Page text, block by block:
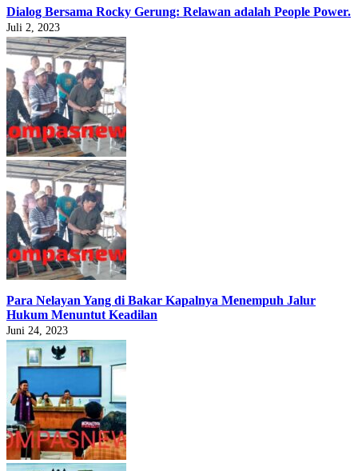
Dialog Bersama Rocky Gerung: Relawan adalah People Power.
Juli 2, 2023
Para Nelayan Yang di Bakar Kapalnya Menempuh Jalur
Hukum Menuntut Keadilan
Juni 24, 2023